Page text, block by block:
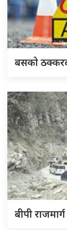
बसको
बीपी